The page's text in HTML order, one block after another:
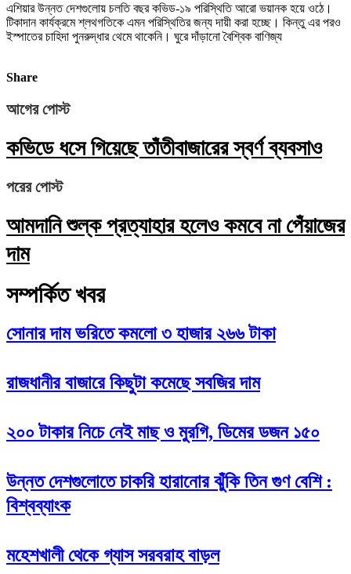
এশিয়ার উন্নত দেশগুলোয় চলতি বছর কভিড-১৯ পরিস্থিতি আরো ভয়ানক হয়ে ওঠে।
টিকাদান কার্যক্রমে শ্লথগতিকে এমন পরিস্থিতির জন্য দায়ী করা হচ্ছে। কিন্তু এর পরও
ইস্পাতের চাহিদা পুনরুদ্ধার থেমে থাকেনি। ঘুরে দাঁড়ানো বৈশ্বিক বাণিজ্য
Share
আগের পোস্ট
কভিডে ধসে গিয়েছে তাঁতীবাজারের স্বর্ণ ব্যবসাও
পরের পোস্ট
আমদানি শুল্ক প্রত্যাহার হলেও কমবে না পেঁয়াজের
দাম
সম্পর্কিত খবর
সোনার দাম ভরিতে কমলো ৩ হাজার ২৬৬ টাকা
রাজধানীর বাজারে কিছুটা কমেছে সবজির দাম
২০০ টাকার নিচে নেই মাছ ও মুরগি, ডিমের ডজন ১৫০
উন্নত দেশগুলোতে চাকরি হারানোর ঝুঁকি তিন গুণ বেশি :
বিশ্বব্যাংক
মহেশখালী থেকে গ্যাস সরবরাহ বাড়ল